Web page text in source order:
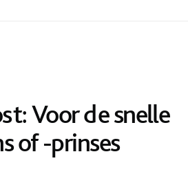
Voor de snelle
of -prinses